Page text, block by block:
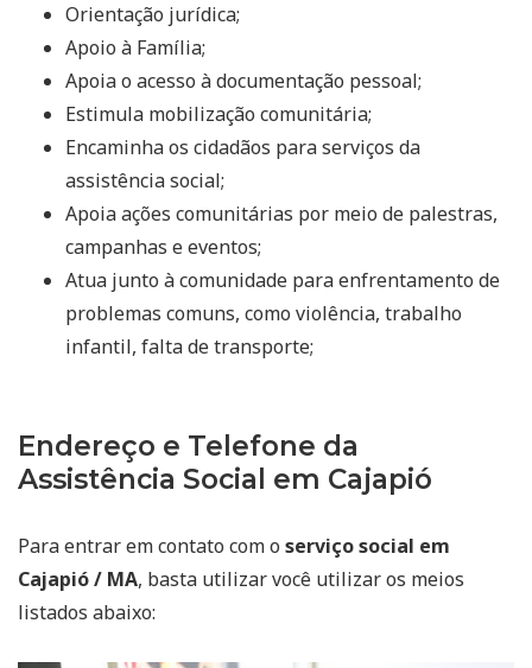
Orientação jurídica;
Apoio à Família;
Apoia o acesso à documentação pessoal;
Estimula mobilização comunitária;
Encaminha os cidadãos para serviços da
assistência social;
Apoia ações comunitárias por meio de palestras,
campanhas e eventos;
Atua junto à comunidade para enfrentamento de
problemas comuns, como violência, trabalho
infantil, falta de transporte;
Endereço e Telefone da
Assistência Social em Cajapió
Para entrar em contato com o serviço social em
Cajapió / MA, basta utilizar você utilizar os meios
listados abaixo: